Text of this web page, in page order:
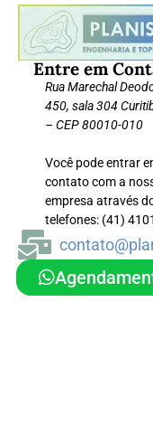
Entre em
Rua Marechal
450, sala 304
– CEP 80010-010
Você pode entrar
contato com a
empresa através
telefones: (41)